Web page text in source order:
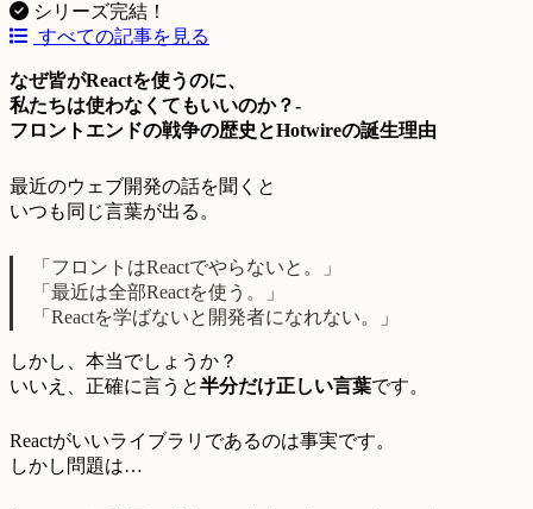
シリーズ完結！
すべての記事を見る
なぜ皆がReactを使うのに、
私たちは使わなくてもいいのか？-
フロントエンドの戦争の歴史とHotwireの誕生理由
最近のウェブ開発の話を聞くと
いつも同じ言葉が出る。
「フロントはReactでやらないと。」
「最近は全部Reactを使う。」
「Reactを学ばないと開発者になれない。」
しかし、本当でしょうか？
いいえ、正確に言うと半分だけ正しい言葉です。
Reactがいいライブラリであるのは事実です。
しかし問題は…